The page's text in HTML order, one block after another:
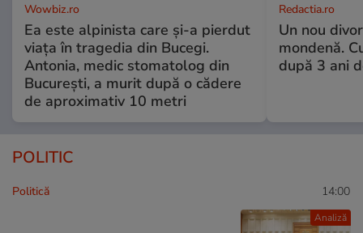
Wowbiz.ro
Ea este alpinista care și-a pierdut
viața în tragedia din Bucegi.
Antonia, medic stomatolog din
București, a murit după o cădere
de aproximativ 10 metri
Redactia.ro
Un nou
mondenă.
după 3 ani
POLITIC
Analiză
Politică 14:00